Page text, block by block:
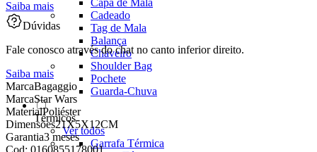
Cadeado
Tag de Mala
Balança
Chaveiro
Shoulder Bag
Pochete
Guarda-Chuva
Térmicos
Ver todos
Garrafa Térmica
Saiba mais
Dúvidas
Fale conosco através do chat no canto inferior direito.
Saiba mais
MarcaBagaggio
MarcaStar Wars
MaterialPoliéster
Dimensões21X5X12CM
Garantia3 meses
Cod: 0160855178001